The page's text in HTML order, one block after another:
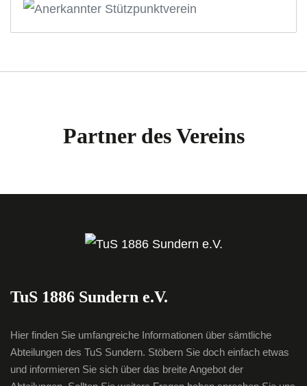
Partner des Vereins
TuS 1886 Sundern e.V.
Hier finden Sie umfangreiche Informationen über sämtliche
Abteilungen des TuS Sundern. Stöbern Sie doch einfach etwas
und informieren Sie sich über das breite Angebot der